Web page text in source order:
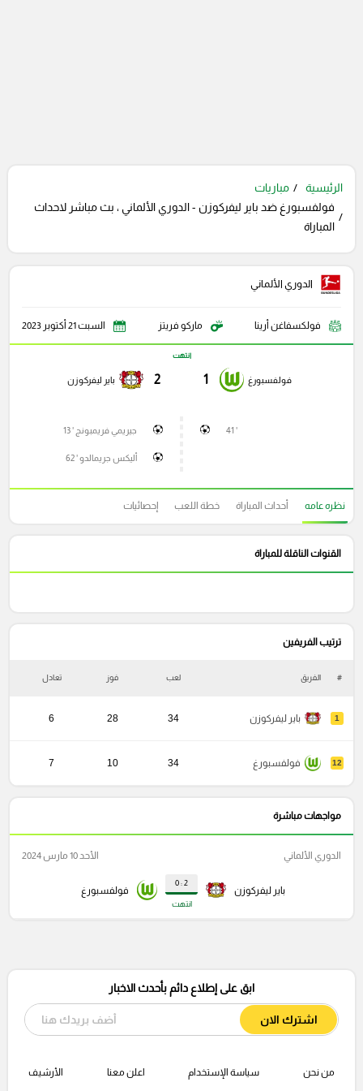
الرئيسية
مباريات
فولفسبورغ ضد باير ليفركوزن - الدوري الألماني ، بث مباشر لاحداث
المباراة
الدوري الألماني
فولكسفاغن أرينا ماركو فريتز السبت 21 أكتوبر 2023
فولفسبورغ 1
انتهت
2 باير ليفركوزن
' 41 جيريمي فريمبونج ' 13
أليكس جريمالدو ' 62
نظره عامه أحداث المباراة خطة اللعب إحصائيات
القنوات الناقلة للمباراة
ترتيب الفريفين
# الفريق لعب فوز تعادل
1 باير ليفركوزن 34
28
6
12 فولفسبورغ 34
10
7
مواجهات مباشرة
باير ليفركوزن
2 : 0
انتهت
فولفسبورغ
الدوري الألماني الأحد 10 مارس 2024
ابق على إطلاع دائم بأحدث الاخبار
اشترك الان
من نحن سياسة الإستخدام اعلن معنا الأرشيف